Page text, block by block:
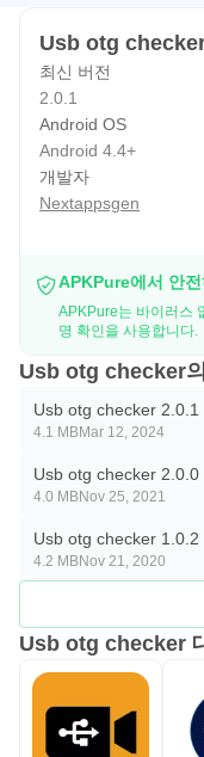
Usb otg
최신 버전
2.0.1
Android OS
Android 4.4+
개발자
Nextappsgen
APKPure에서 안
APKPure는 바이러스
명 확인을 사용합니다.
Usb otg checker
Usb otg checker 2.0.1
4.1 MBMar 12, 2024
Usb otg checker 2.0.0
4.0 MBNov 25, 2021
Usb otg checker 1.0.2
4.2 MBNov 21, 2020
Usb otg checker